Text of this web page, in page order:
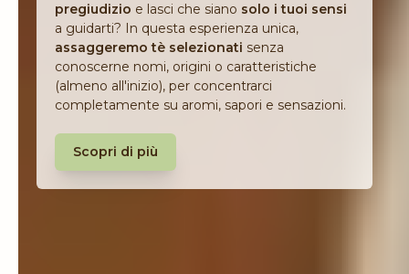
pregiudizio e lasci che siano solo i tuoi sensi
a guidarti? In questa esperienza unica,
assaggeremo tè selezionati senza
conoscerne nomi, origini o caratteristiche
(almeno all'inizio), per concentrarci
completamente su aromi, sapori e sensazioni.
Scopri di più